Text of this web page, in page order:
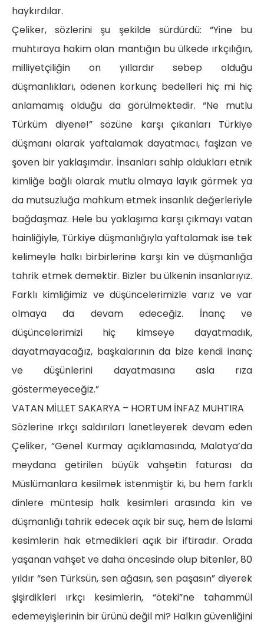
haykırdılar.
Çeliker, sözlerini şu şekilde sürdürdü: “Yine bu
muhtıraya hakim olan mantığın bu ülkede ırkçılığın,
milliyetçiliğin on yıllardır sebep olduğu
düşmanlıkları, ödenen korkunç bedelleri hiç mi hiç
anlamamış olduğu da görülmektedir. “Ne mutlu
Türküm diyene!” sözüne karşı çıkanları Türkiye
düşmanı olarak yaftalamak dayatmacı, faşizan ve
şoven bir yaklaşımdır. İnsanları sahip oldukları etnik
kimliğe bağlı olarak mutlu olmaya layık görmek ya
da mutsuzluğa mahkum etmek insanlık değerleriyle
bağdaşmaz. Hele bu yaklaşıma karşı çıkmayı vatan
hainliğiyle, Türkiye düşmanlığıyla yaftalamak ise tek
kelimeyle halkı birbirlerine karşı kin ve düşmanlığa
tahrik etmek demektir. Bizler bu ülkenin insanlarıyız.
Farklı kimliğimiz ve düşüncelerimizle varız ve var
olmaya da devam edeceğiz. İnanç ve
düşüncelerimizi hiç kimseye dayatmadık,
dayatmayacağız, başkalarının da bize kendi inanç
ve düşünlerini dayatmasına asla rıza
göstermeyeceğiz.”
VATAN MİLLET SAKARYA – HORTUM İNFAZ MUHTIRA
Sözlerine ırkçı saldırıları lanetleyerek devam eden
Çeliker, “Genel Kurmay açıklamasında, Malatya’da
meydana getirilen büyük vahşetin faturası da
Müslümanlara kesilmek istenmiştir ki, bu hem farklı
dinlere müntesip halk kesimleri arasında kin ve
düşmanlığı tahrik edecek açık bir suç, hem de İslami
kesimlerin hak etmedikleri açık bir iftiradır. Orada
yaşanan vahşet ve daha öncesinde olup bitenler, 80
yıldır “sen Türksün, sen ağasın, sen paşasın” diyerek
şişirdikleri ırkçı kesimlerin, “öteki”ne tahammül
edemeyişlerinin bir ürünü değil mi? Halkın güvenliğini